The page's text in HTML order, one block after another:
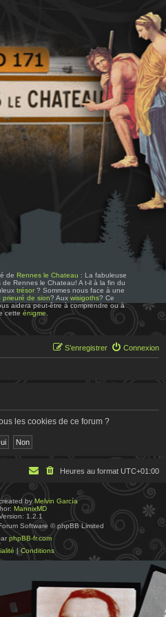
de Rennes le Chateau : La fabuleuse
de Rennes le Chateau! A t-il à la fin du
trésor? Sommes nous face à une
prieuré de sion? Aux wisigoths? Ce
aidera peut-être à comprendre ou à
cetteénigme
Connexion
S’enregistrer
les cookies de ce forum ?
Heures au format UTC+01:00
byMelvin García
MannixMD
1.2.1
Software © phpBB Limited
phpBB-fr.com
| Conditions